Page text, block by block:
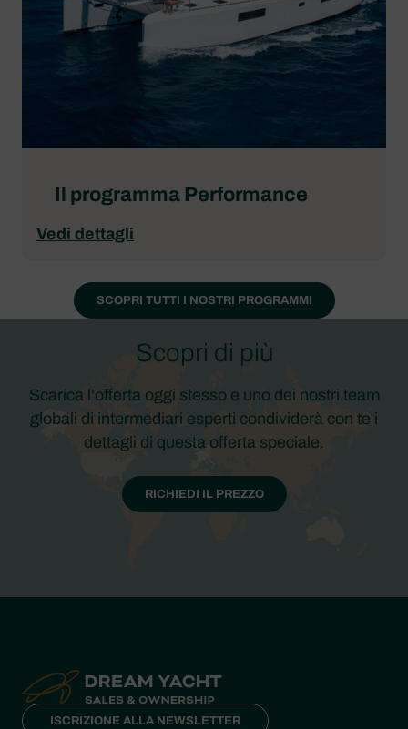
Il programma Performance
Vedi dettagli
SCOPRI TUTTI I NOSTRI PROGRAMMI
Scopri di più
Scarica l'offerta oggi stesso e uno dei nostri team
globali di intermediari esperti condividerà con te i
dettagli di questa offerta speciale.
RICHIEDI IL PREZZO
ISCRIZIONE ALLA NEWSLETTER